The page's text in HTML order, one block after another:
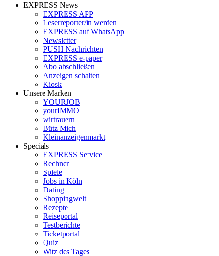
EXPRESS News
EXPRESS APP
Leserreporter/in werden
EXPRESS auf WhatsApp
Newsletter
PUSH Nachrichten
EXPRESS e-paper
Abo abschließen
Anzeigen schalten
Kiosk
Unsere Marken
YOURJOB
yourIMMO
wirtrauern
Bütz Mich
Kleinanzeigenmarkt
Specials
EXPRESS Service
Rechner
Spiele
Jobs in Köln
Dating
Shoppingwelt
Rezepte
Reiseportal
Testberichte
Ticketportal
Quiz
Witz des Tages